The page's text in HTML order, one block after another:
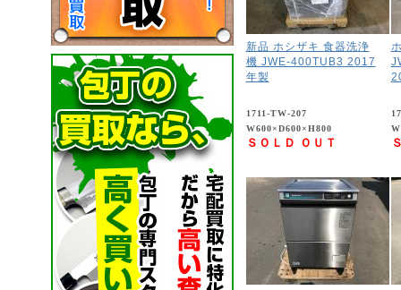
新品 ホシザキ 食器洗浄
機 JWE-400TUB3 2017
年製
1711-TW-207
W600×D600×H800
ＳＯＬＤ ＯＵＴ